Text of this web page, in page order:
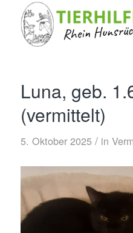
Luna, geb.
(vermittelt)
5. Oktober 2025 / in